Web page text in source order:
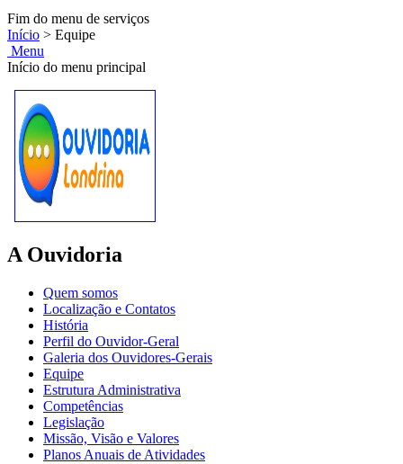
Fim do menu de serviços
Início > Equipe
Menu
Início do menu principal
A Ouvidoria
Quem somos
Localização e Contatos
História
Perfil do Ouvidor-Geral
Galeria dos Ouvidores-Gerais
Equipe
Estrutura Administrativa
Competências
Legislação
Missão, Visão e Valores
Planos Anuais de Atividades